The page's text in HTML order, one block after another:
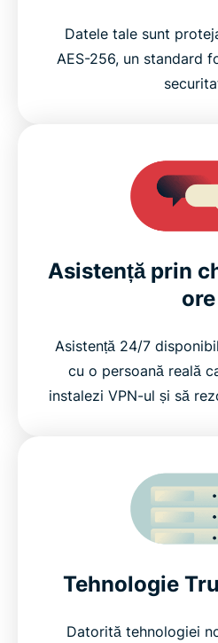
Datele tale sunt
AES-256, un standard
Asistență prin
ore
Asistență 24/7
cu o persoană reală
instalezi VPN-ul și să
Tehnologie
Datorită tehnologiei